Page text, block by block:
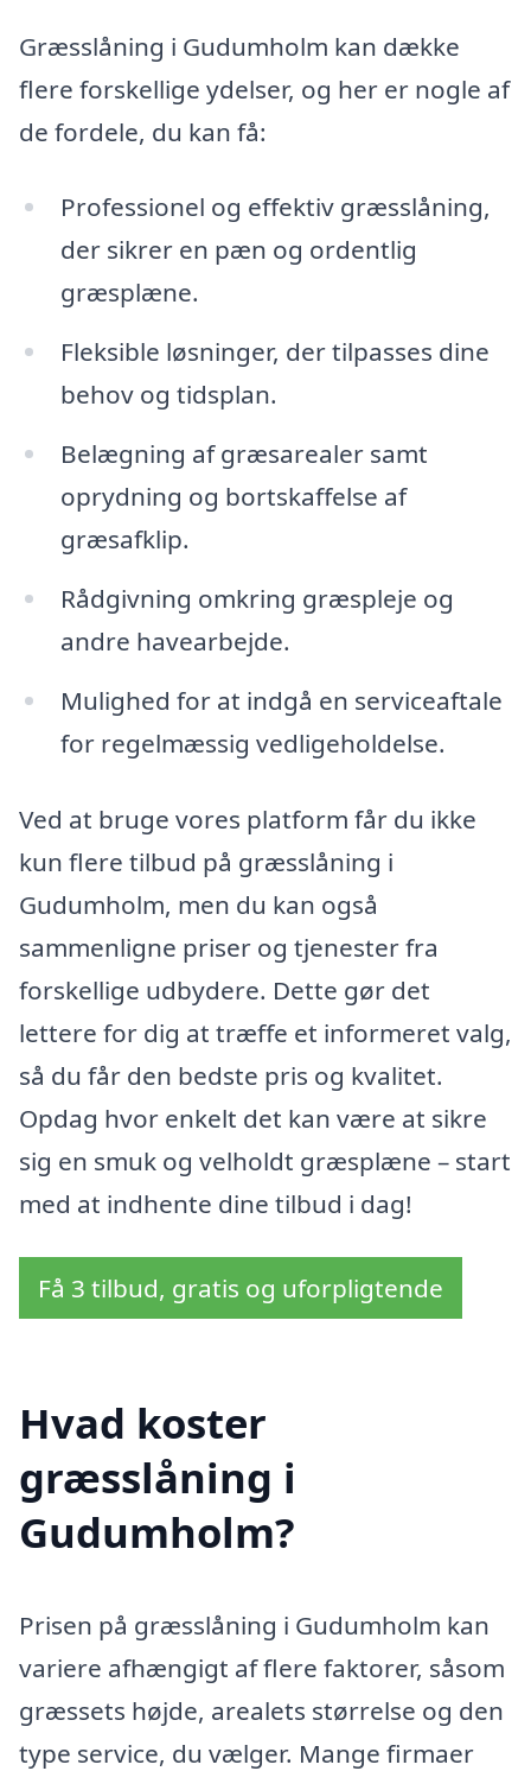
Græsslåning i Gudumholm kan dække
flere forskellige ydelser, og her er nogle af
de fordele, du kan få:
Professionel og effektiv græsslåning,
der sikrer en pæn og ordentlig
græsplæne.
Fleksible løsninger, der tilpasses dine
behov og tidsplan.
Belægning af græsarealer samt
oprydning og bortskaffelse af
græsafklip.
Rådgivning omkring græspleje og
andre havearbejde.
Mulighed for at indgå en serviceaftale
for regelmæssig vedligeholdelse.
Ved at bruge vores platform får du ikke
kun flere tilbud på græsslåning i
Gudumholm, men du kan også
sammenligne priser og tjenester fra
forskellige udbydere. Dette gør det
lettere for dig at træffe et informeret valg,
så du får den bedste pris og kvalitet.
Opdag hvor enkelt det kan være at sikre
sig en smuk og velholdt græsplæne – start
med at indhente dine tilbud i dag!
Få 3 tilbud, gratis og uforpligtende
Hvad koster
græsslåning i
Gudumholm?
Prisen på græsslåning i Gudumholm kan
variere afhængigt af flere faktorer, såsom
græssets højde, arealets størrelse og den
type service, du vælger. Mange firmaer